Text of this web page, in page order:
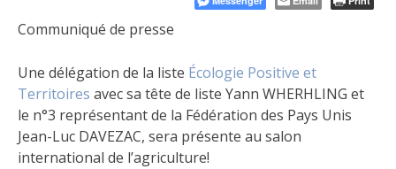
Communiqué de presse
Une délégation de la liste Écologie Positive et
Territoires avec sa tête de liste Yann WHERHLING et
le n°3 représentant de la Fédération des Pays Unis
Jean-Luc DAVEZAC, sera présente au salon
international de l’agriculture!